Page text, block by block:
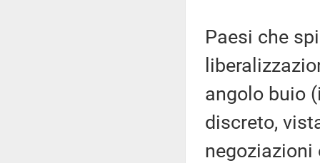
Paesi che
angolo buio
discreto,
negoziazioni